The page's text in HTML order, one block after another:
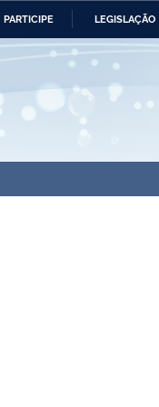
PARTICIPE LEGISLAÇÃO
da Economia